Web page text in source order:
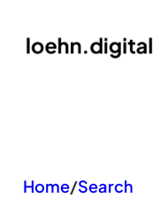
Inhalt
Home/Search